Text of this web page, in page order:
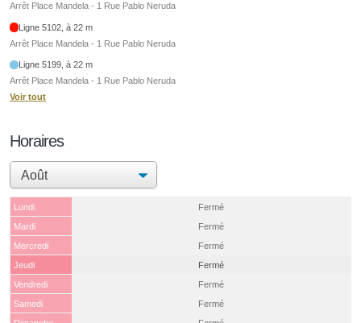
Arrêt Place Mandela - 1 Rue Pablo Neruda
Ligne 5102, à 22 m
Arrêt Place Mandela - 1 Rue Pablo Neruda
Ligne 5199, à 22 m
Arrêt Place Mandela - 1 Rue Pablo Neruda
Voir tout
Horaires
Lundi
Fermé
Mardi
Fermé
Mercredi
Fermé
Jeudi
Fermé
Vendredi
Fermé
Samedi
Fermé